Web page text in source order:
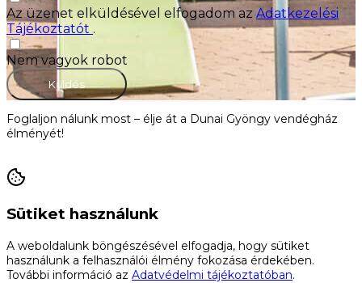
Az üzenet elküldésével elfogadom az Adatkezelési
Tájékoztatót .
Nem vagyok robot
Küldés
Foglaljon nálunk most – élje át a Dunai Gyöngy vendégház
élményét!
Sütiket használunk
A weboldalunk böngészésével elfogadja, hogy sütiket
használunk a felhasználói élmény fokozása érdekében.
További információ az Adatvédelmi tájékoztatóban.